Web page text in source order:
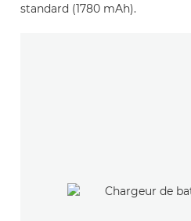
standard (1780 mAh).